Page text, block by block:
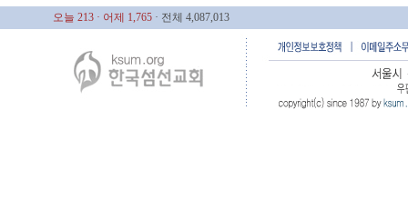
오늘 213 · 어제 1,765 · 전체 4,087,013